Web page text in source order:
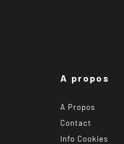
A propos
A Propos
Contact
Info Cookies